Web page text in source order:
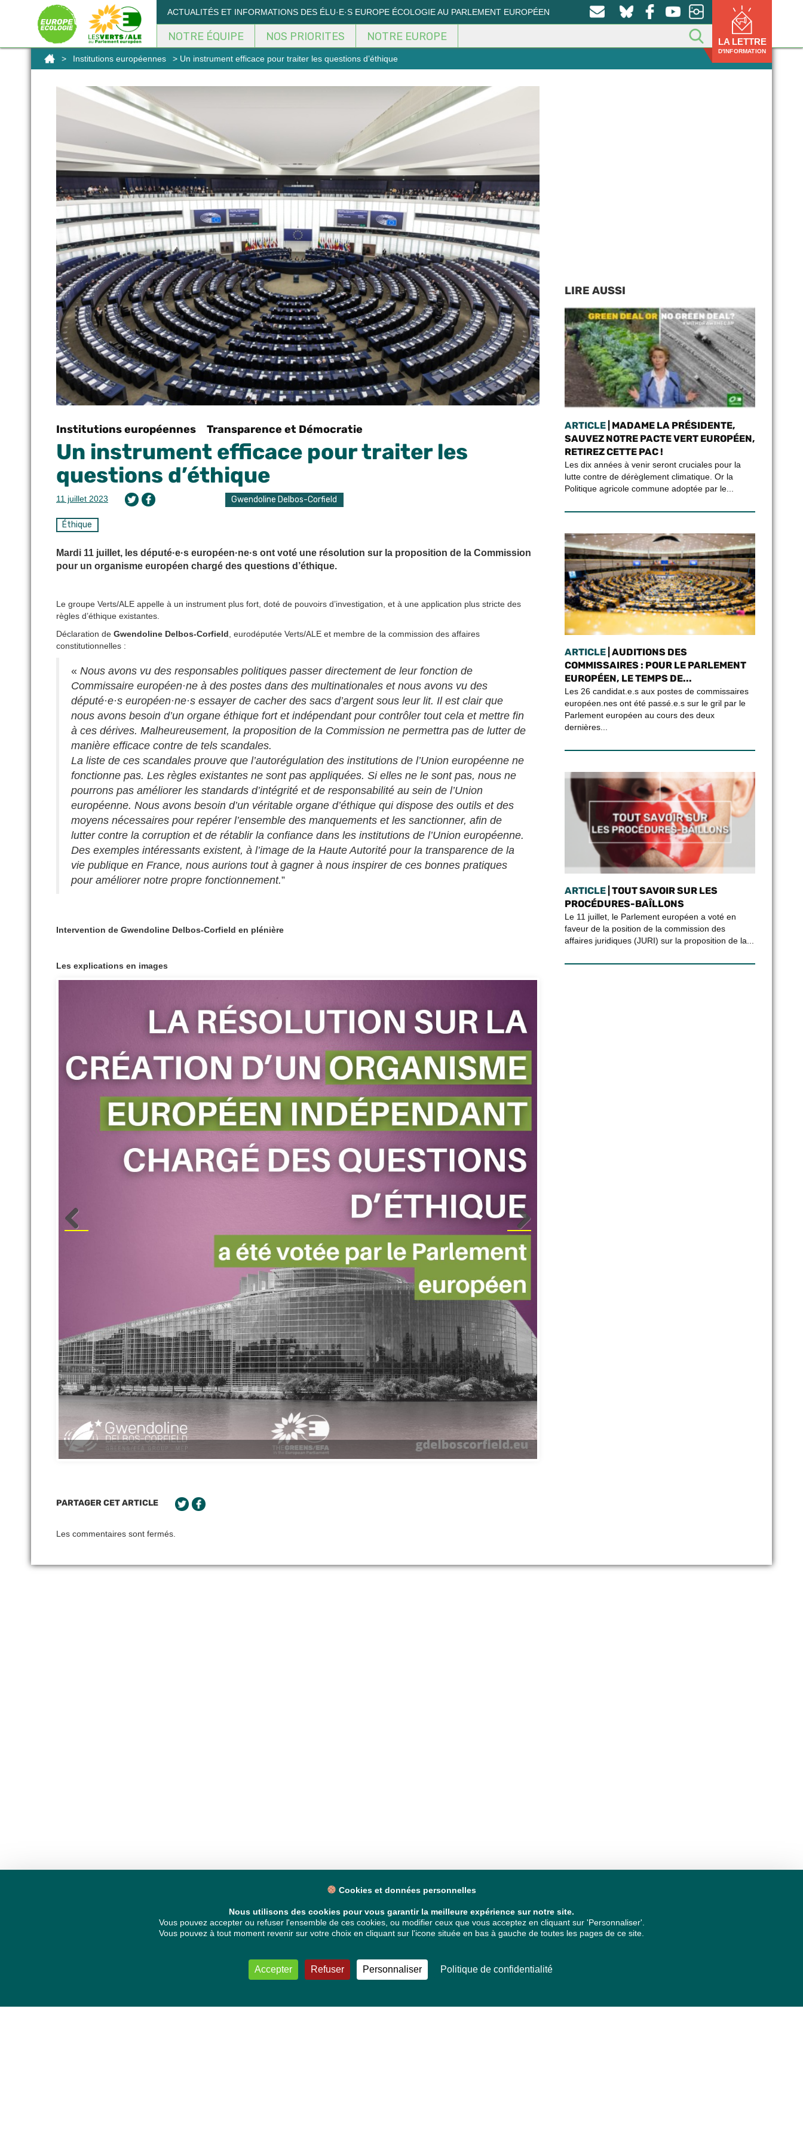
ACTUALITÉS ET INFORMATIONS DES ÉLU·E·S EUROPE ÉCOLOGIE AU PARLEMENT EUROPÉEN
NOTRE ÉQUIPE NOS PRIORITES NOTRE EUROPE LA LETTRE
D'INFORMATION
> Institutions européennes > Un instrument efficace pour traiter les questions d’éthique
Institutions européennes Transparence et Démocratie
Un instrument efficace pour traiter les
questions d’éthique
11 juillet 2023 Gwendoline Delbos-Corfield
Éthique
Mardi 11 juillet, les député·e·s européen·ne·s ont voté une résolution sur la proposition de la Commission
pour un organisme européen chargé des questions d’éthique.
Le groupe Verts/ALE appelle à un instrument plus fort, doté de pouvoirs d’investigation, et à une application plus stricte des
règles d’éthique existantes.
Déclaration de Gwendoline Delbos-Corfield , eurodéputée Verts/ALE et membre de la commission des affaires
constitutionnelles :
« Nous avons vu des responsables politiques passer directement de leur fonction de
Commissaire européen·ne à des postes dans des multinationales et nous avons vu des
député·e·s européen·ne·s essayer de cacher des sacs d’argent sous leur lit. Il est clair que
nous avons besoin d’un organe éthique fort et indépendant pour contrôler tout cela et mettre fin
à ces dérives. Malheureusement, la proposition de la Commission ne permettra pas de lutter de
manière efficace contre de tels scandales.
La liste de ces scandales prouve que l’autorégulation des institutions de l’Union européenne ne
fonctionne pas. Les règles existantes ne sont pas appliquées. Si elles ne le sont pas, nous ne
pourrons pas améliorer les standards d’intégrité et de responsabilité au sein de l’Union
européenne. Nous avons besoin d’un véritable organe d’éthique qui dispose des outils et des
moyens nécessaires pour repérer l’ensemble des manquements et les sanctionner, afin de
lutter contre la corruption et de rétablir la confiance dans les institutions de l’Union européenne.
Des exemples intéressants existent, à l’image de la Haute Autorité pour la transparence de la
vie publique en France, nous aurions tout à gagner à nous inspirer de ces bonnes pratiques
pour améliorer notre propre fonctionnement.”
Intervention de Gwendoline Delbos-Corfield en plénière
Les explications en images
PARTAGER CET ARTICLE
Les commentaires sont fermés.
LIRE AUSSI
ARTICLE| MADAME LA PRÉSIDENTE,
SAUVEZ NOTRE PACTE VERT EUROPÉEN,
RETIREZ CETTE PAC !
Les dix années à venir seront cruciales pour la
lutte contre de dérèglement climatique. Or la
Politique agricole commune adoptée par le...
ARTICLE| AUDITIONS DES
COMMISSAIRES : POUR LE PARLEMENT
EUROPÉEN, LE TEMPS DE...
Les 26 candidat.e.s aux postes de commissaires
européen.nes ont été passé.e.s sur le gril par le
Parlement européen au cours des deux
dernières...
ARTICLE| TOUT SAVOIR SUR LES
PROCÉDURES-BAÎLLONS
Le 11 juillet, le Parlement européen a voté en
faveur de la position de la commission des
affaires juridiques (JURI) sur la proposition de la...
Panneau de gestion des cookies
Cookies et données personnelles
Nous utilisons des cookies pour vous garantir la meilleure expérience sur notre site.
Vous pouvez accepter ou refuser l'ensemble de ces cookies, ou modifier ceux que vous acceptez en cliquant sur 'Personnaliser'.
Vous pouvez à tout moment revenir sur votre choix en cliquant sur l'icone située en bas à gauche de toutes les pages de ce site.
Accepter Refuser Personnaliser Politique de confidentialité